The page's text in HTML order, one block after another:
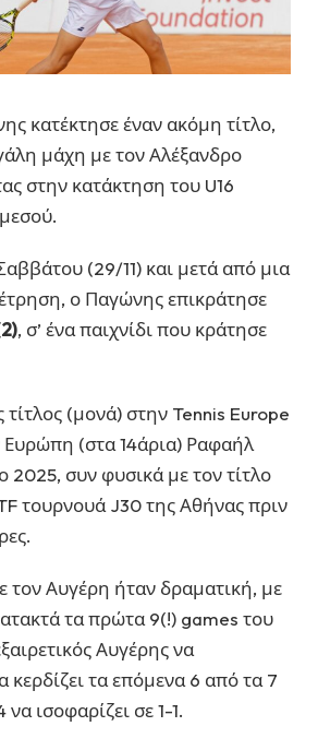
κατέκτησε έναν ακόμη τίτλο,
μάχη με τον Αλέξανδρο
στην κατάκτηση του U16
(29/11) και μετά από μια
ο Παγώνης επικράτησε
, σ’ ένα παιχνίδι που κράτησε
(μονά) στην Tennis Europe
Ευρώπη (στα 14άρια) Ραφαήλ
συν φυσικά με τον τίτλο
τουρνουά J30 της Αθήνας πριν
τον Αυγέρη ήταν δραματική, με
τα πρώτα 9(!) games του
Αυγέρης να
κερδίζει τα επόμενα 6 από τα 7
ισοφαρίζει σε 1-1.